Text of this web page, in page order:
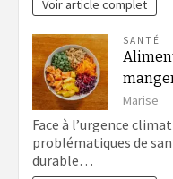
Voir article complet
SANTÉ
Marise
Face à l’urgence
problématiques de
durable…